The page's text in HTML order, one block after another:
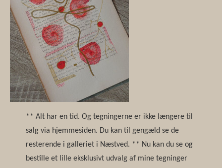
** Alt har en tid. Og tegningerne er ikke længere til
salg via hjemmesiden. Du kan til gengæld se de
resterende i galleriet i Næstved. ** Nu kan du se og
bestille et lille eksklusivt udvalg af mine tegninger